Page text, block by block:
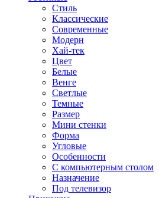
Стиль
Классические
Современные
Модерн
Хай-тек
Цвет
Белые
Венге
Светлые
Темные
Размер
Мини стенки
Форма
Угловые
Особенности
С компьютерным столом
Назначение
Под телевизор